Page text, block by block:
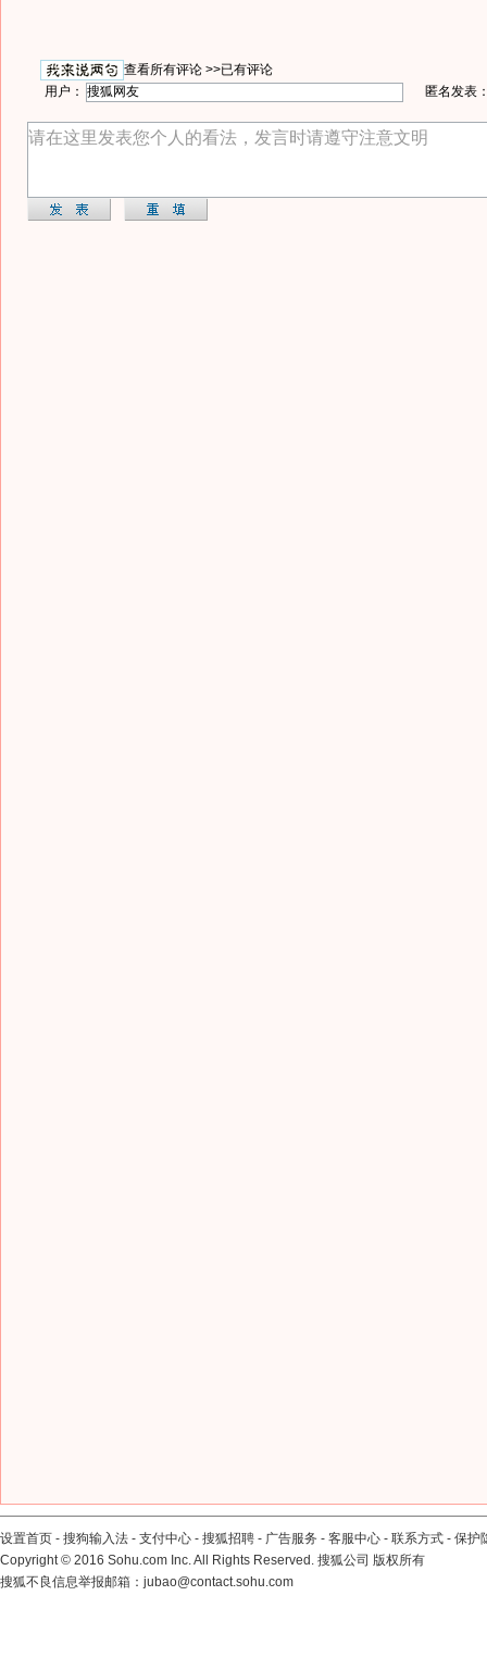
查看所有评论 >>已有评论
用户：
匿名发表
设置首页 - 搜狗输入法 - 支付中心 - 搜狐招聘 - 广告服务 - 客服中心 - 联系方式 - 保护
Copyright© 2016 Sohu.com Inc. All Rights Reserved. 搜狐公司 版权所有
搜狐不良信息举报邮箱： jubao@contact.sohu.com